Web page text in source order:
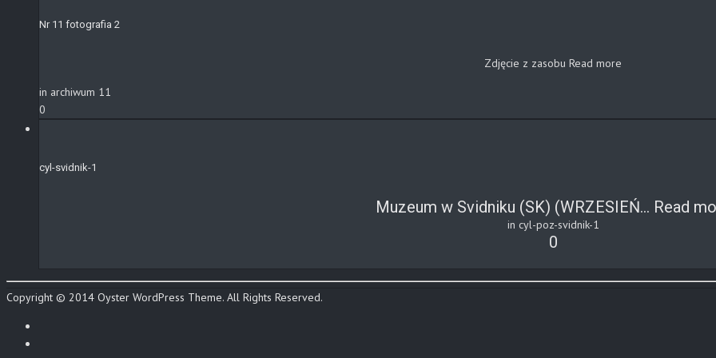
Nr 11 fotografia 2
Zdjęcie z zasobu Read more
in archiwum 11
0
cyl-svidnik-1
Muzeum w Svidniku (SK) (WRZESIEŃ... Read
in cyl-poz-svidnik-1
0
Copyright © 2014 Oyster WordPress Theme. All Rights Reserved.